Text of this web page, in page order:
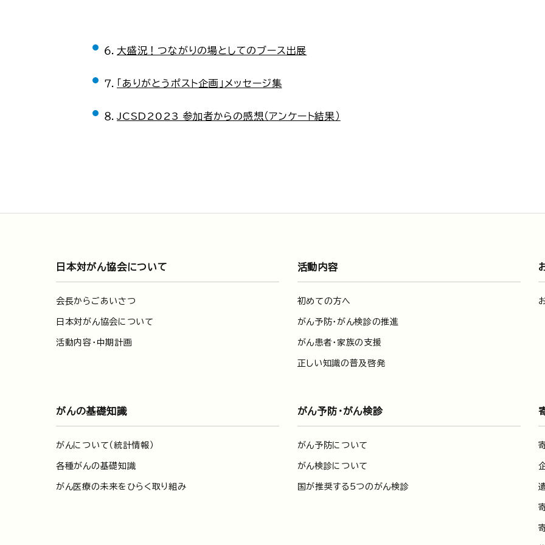
６． 大盛況！つながりの場としてのブース出展
７． 「ありがとうポスト企画」メッセージ集
８． JCSD2023 参加者からの感想（アンケート結果）
日本対がん協会について
会長からごあいさつ
日本対がん協会について
活動内容・中期計画
活動内容
初めての方へ
がん予防・がん検診の推進
がん患者・家族の支援
正しい知識の普及啓発
がんの基礎知識
がんについて（統計情報）
各種がんの基礎知識
がん医療の未来をひらく取り組み
がん予防・がん検診
がん予防について
がん検診について
国が推奨する5つのがん検診